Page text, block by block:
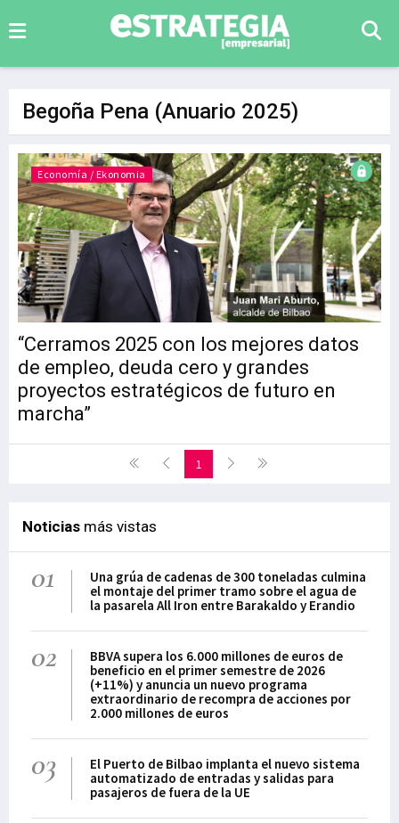
Begoña Pena (Anuario 2025)
“Cerramos 2025 con los mejores datos
de empleo, deuda cero y grandes
proyectos estratégicos de futuro en
marcha”
Economía / Ekonomia
1
Noticias más vistas
01
Una grúa de cadenas de 300 toneladas culmina
el montaje del primer tramo sobre el agua de
la pasarela All Iron entre Barakaldo y Erandio
02
BBVA supera los 6.000 millones de euros de
beneficio en el primer semestre de 2026
(+11%) y anuncia un nuevo programa
extraordinario de recompra de acciones por
2.000 millones de euros
03
El Puerto de Bilbao implanta el nuevo sistema
automatizado de entradas y salidas para
pasajeros de fuera de la UE